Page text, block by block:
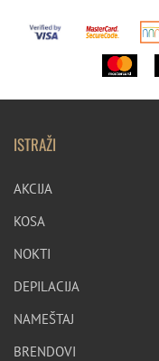
ISTRAŽI
AKCIJA
KOSA
NOKTI
DEPILACIJA
NAMEŠTAJ
BRENDOVI